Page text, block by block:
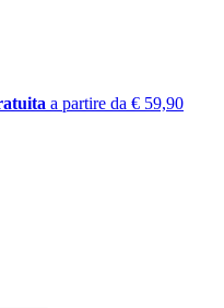
a partire da € 59,90